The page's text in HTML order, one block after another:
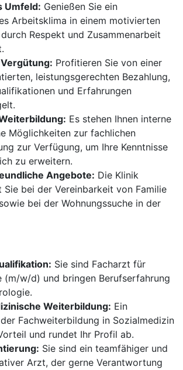
Umfeld: Genießen Sie ein
Arbeitsklima in einem motivierten
Respekt und Zusammenarbeit
Profitieren Sie von einer
leistungsgerechten Bezahlung,
und Erfahrungen
Es stehen Ihnen interne
Möglichkeiten zur fachlichen
zur Verfügung, um Ihre Kenntnisse
zu erweitern.
Angebote: Die Klinik
Sie bei der Vereinbarkeit von Familie
bei der Wohnungssuche in der
Sie sind Facharzt für
(m/w/d) und bringen Berufserfahrung
Weiterbildung: Ein
Fachweiterbildung in Sozialmedizin
und rundet Ihr Profil ab.
Sie sind ein teamfähiger und
Arzt, der gerne Verantwortung